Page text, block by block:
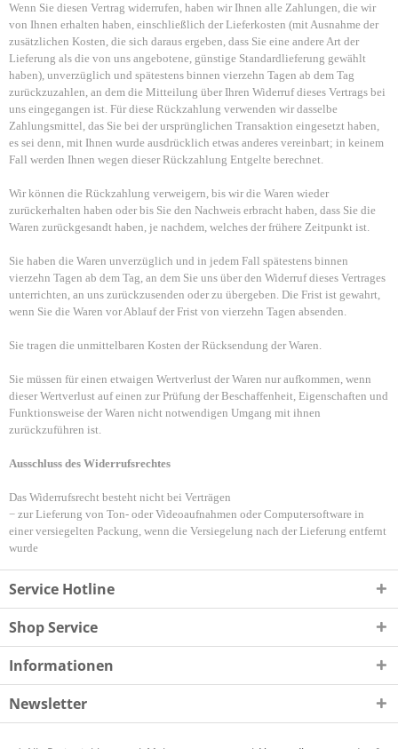
Wenn Sie diesen Vertrag widerrufen, haben wir Ihnen alle Zahlungen, die wir
von Ihnen erhalten haben, einschließlich der Lieferkosten (mit Ausnahme der
zusätzlichen Kosten, die sich daraus ergeben, dass Sie eine andere Art der
Lieferung als die von uns angebotene, günstige Standardlieferung gewählt
haben), unverzüglich und spätestens binnen vierzehn Tagen ab dem Tag
zurückzuzahlen, an dem die Mitteilung über Ihren Widerruf dieses Vertrags bei
uns eingegangen ist. Für diese Rückzahlung verwenden wir dasselbe
Zahlungsmittel, das Sie bei der ursprünglichen Transaktion eingesetzt haben,
es sei denn, mit Ihnen wurde ausdrücklich etwas anderes vereinbart; in keinem
Fall werden Ihnen wegen dieser Rückzahlung Entgelte berechnet.
Wir können die Rückzahlung verweigern, bis wir die Waren wieder
zurückerhalten haben oder bis Sie den Nachweis erbracht haben, dass Sie die
Waren zurückgesandt haben, je nachdem, welches der frühere Zeitpunkt ist.
Sie haben die Waren unverzüglich und in jedem Fall spätestens binnen
vierzehn Tagen ab dem Tag, an dem Sie uns über den Widerruf dieses Vertrages
unterrichten, an uns zurückzusenden oder zu übergeben. Die Frist ist gewahrt,
wenn Sie die Waren vor Ablauf der Frist von vierzehn Tagen absenden.
Sie tragen die unmittelbaren Kosten der Rücksendung der Waren.
Sie müssen für einen etwaigen Wertverlust der Waren nur aufkommen, wenn
dieser Wertverlust auf einen zur Prüfung der Beschaffenheit, Eigenschaften und
Funktionsweise der Waren nicht notwendigen Umgang mit ihnen
zurückzuführen ist.
Ausschluss des Widerrufsrechtes
Das Widerrufsrecht besteht nicht bei Verträgen
− zur Lieferung von Ton- oder Videoaufnahmen oder Computersoftware in
einer versiegelten Packung, wenn die Versiegelung nach der Lieferung entfernt
wurde
Service Hotline
Shop Service
Informationen
Newsletter